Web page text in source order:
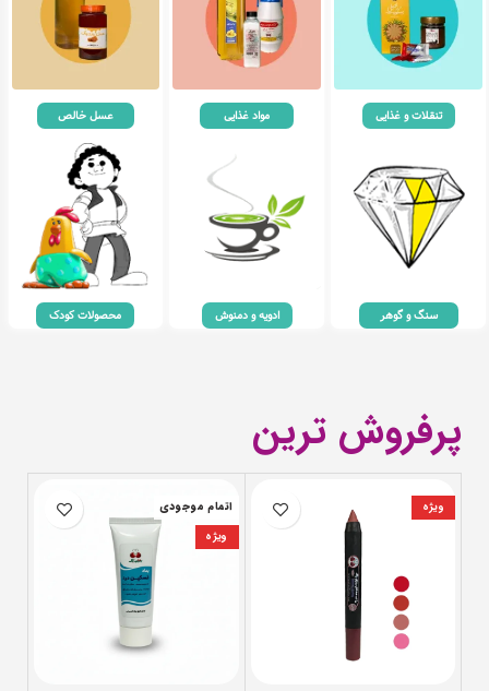
تنقلات و غذایی
سنگ و گوهر
مواد غذایی
ادویه و دمنوش
عسل خالص
محصولات کودک
پرفروش ترین
ویژه
اتمام موجودی
ویژه